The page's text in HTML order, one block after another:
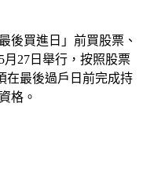
後買進日」前買股票、
月27日舉行，按照股票
最後過戶日前完成持